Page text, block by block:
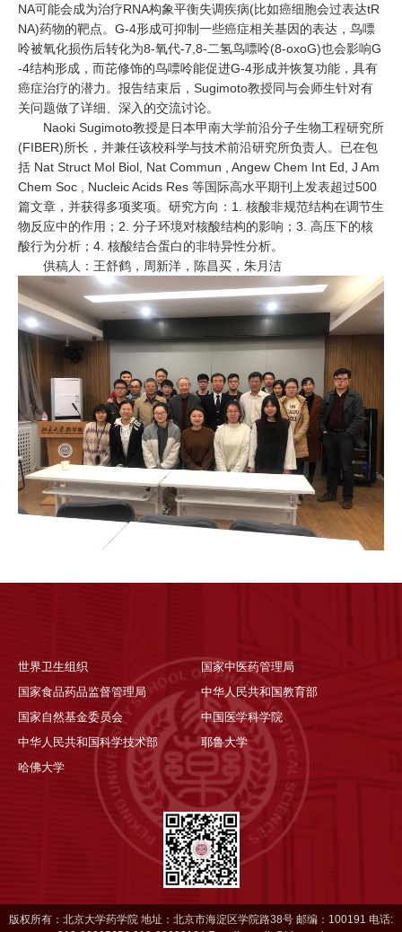
NA可能会成为治疗RNA构象平衡失调疾病(比如癌细胞会过表达tR
NA)药物的靶点。G-4形成可抑制一些癌症相关基因的表达，鸟嘌
呤被氧化损伤后转化为8-氧代-7,8-二氢鸟嘌呤(8-oxoG)也会影响G
-4结构形成，而芘修饰的鸟嘌呤能促进G-4形成并恢复功能，具有
癌症治疗的潜力。报告结束后，Sugimoto教授同与会师生针对有
关问题做了详细、深入的交流讨论。
Naoki Sugimoto教授是日本甲南大学前沿分子生物工程研究所
(FIBER)所长，并兼任该校科学与技术前沿研究所负责人。已在包
括 Nat Struct Mol Biol, Nat Commun , Angew Chem Int Ed, J Am
Chem Soc , Nucleic Acids Res 等国际高水平期刊上发表超过500
篇文章，并获得多项奖项。研究方向：1. 核酸非规范结构在调节生
物反应中的作用；2. 分子环境对核酸结构的影响；3. 高压下的核
酸行为分析；4. 核酸结合蛋白的非特异性分析。
供稿人：王舒鹤，周新洋，陈昌买，朱月洁
世界卫生组织
国家中医药管理局
国家食品药品监督管理局
中华人民共和国教育部
国家自然基金委员会
中国医学科学院
中华人民共和国科学技术部
耶鲁大学
哈佛大学
版权所有：北京大学药学院 地址：北京市海淀区学院路38号 邮编：100191 电话: